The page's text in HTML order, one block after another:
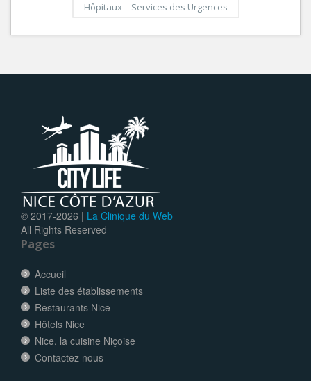
Hôpitaux – Services des Urgences
© 2017-2026 | La Clinique du Web
All Rights Reserved
Pages
Accueil
Liste des établissements
Restaurants Nice
Hôtels Nice
Nice, la cuisine Niçoise
Contactez nous